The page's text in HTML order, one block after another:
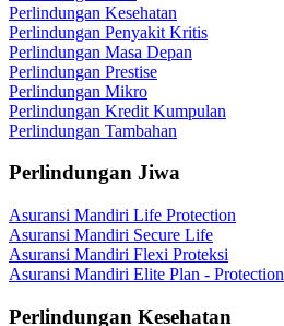
Perlindungan Kesehatan
Perlindungan Penyakit Kritis
Perlindungan Masa Depan
Perlindungan Prestise
Perlindungan Mikro
Perlindungan Kredit Kumpulan
Perlindungan Tambahan
Perlindungan Jiwa
Asuransi Mandiri Life Protection
Asuransi Mandiri Secure Life
Asuransi Mandiri Flexi Proteksi
Asuransi Mandiri Elite Plan - Protection
Perlindungan Kesehatan